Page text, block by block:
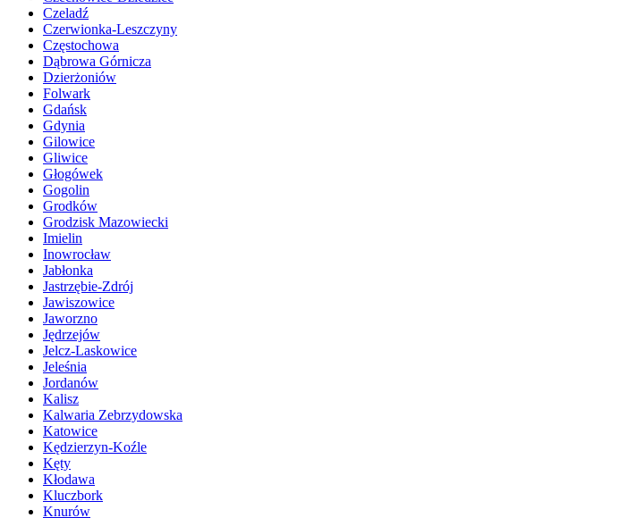
Czeladź
Czerwionka-Leszczyny
Częstochowa
Dąbrowa Górnicza
Dzierżoniów
Folwark
Gdańsk
Gdynia
Gilowice
Gliwice
Głogówek
Gogolin
Grodków
Grodzisk Mazowiecki
Imielin
Inowrocław
Jabłonka
Jastrzębie-Zdrój
Jawiszowice
Jaworzno
Jędrzejów
Jelcz-Laskowice
Jeleśnia
Jordanów
Kalisz
Kalwaria Zebrzydowska
Katowice
Kędzierzyn-Koźle
Kęty
Kłodawa
Kluczbork
Knurów